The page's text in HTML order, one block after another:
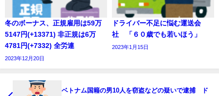
冬のボーナス、正規雇用は59万
5147円(+13371) 非正規は6万
4781円(+7332) 全労連
2023年12月20日
ドライバー不足に悩む運送会
社 「６０歳でも若いほう」
2023年1月15日
ベトナム国籍の男10人を窃盗などの疑いで逮捕 ド